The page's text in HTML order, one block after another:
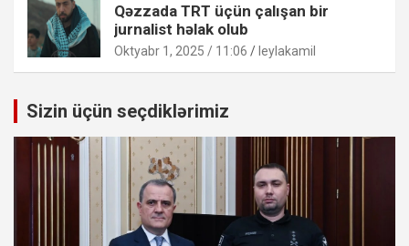
Qəzzada TRT üçün çalışan bir
jurnalist həlak olub
Oktyabr 1, 2025 / 11:06 leylakamil
Sizin üçün seçdiklərimiz